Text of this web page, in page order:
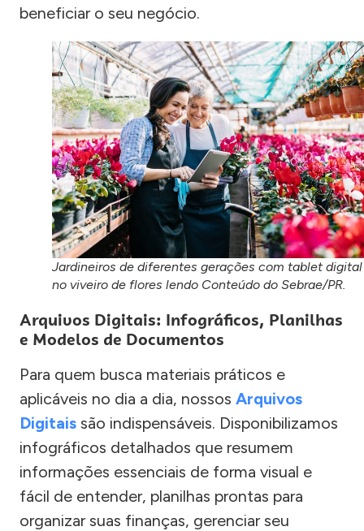
beneficiar o seu negócio.
Jardineiros de diferentes gerações com tablet digital
no viveiro de flores lendo Conteúdo do Sebrae/PR.
Arquivos Digitais: Infográficos, Planilhas
e Modelos de Documentos
Para quem busca materiais práticos e
aplicáveis no dia a dia, nossos Arquivos
Digitais são indispensáveis. Disponibilizamos
infográficos detalhados que resumem
informações essenciais de forma visual e
fácil de entender, planilhas prontas para
organizar suas finanças, gerenciar seu